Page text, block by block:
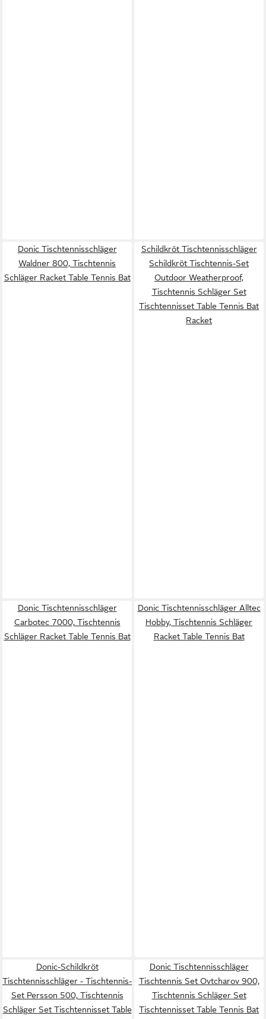
Donic Tischtennisschläger
Waldner 800, Tischtennis
Schläger Racket Table Tennis Bat
Schildkröt Tischtennisschläger
Schildkröt Tischtennis-Set
Outdoor Weatherproof,
Tischtennis Schläger Set
Tischtennisset Table Tennis Bat
Racket
Donic Tischtennisschläger
Carbotec 7000, Tischtennis
Schläger Racket Table Tennis Bat
Donic Tischtennisschläger Alltec
Hobby, Tischtennis Schläger
Racket Table Tennis Bat
Donic-Schildkröt
Tischtennisschläger - Tischtennis-
Set Persson 500, Tischtennis
Schläger Set Tischtennisset Table
Donic Tischtennisschläger
Tischtennis Set Ovtcharov 900,
Tischtennis Schläger Set
Tischtennisset Table Tennis Bat